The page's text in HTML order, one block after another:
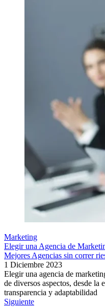
Marketing
Elegir una Agencia de
Mejores Agencias sin correr
1 Diciembre 2023
Elegir una agencia de
de diversos aspectos, desde la
transparencia y adaptabilidad
Siguiente